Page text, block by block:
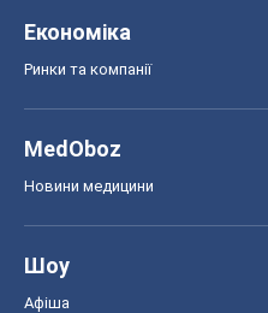
Економіка
Ринки та компанії
MedOboz
Новини медицини
Шоу
Афіша